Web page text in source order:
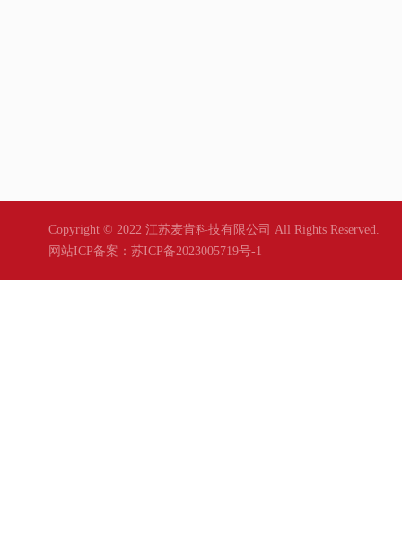
Copyright © 2022 江苏麦肯科技有限公司 All Rights Reserved.
网站ICP备案：苏ICP备2023005719号-1